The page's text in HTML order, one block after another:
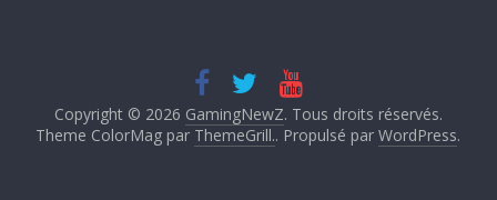
Copyright © 2026 GamingNewZ. Tous droits réservés.
Theme ColorMag par ThemeGrill.. Propulsé parWordPress.